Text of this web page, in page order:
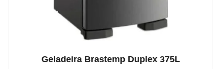
Geladeira Brastemp Duplex 375L